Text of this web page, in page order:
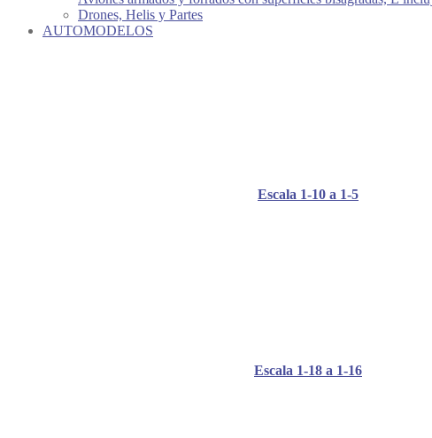
Drones, Helis y Partes
AUTOMODELOS
Escala 1-10 a 1-5
Escala 1-18 a 1-16